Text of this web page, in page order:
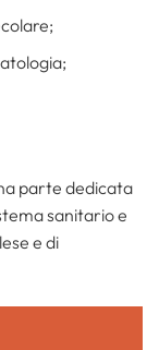
parte dedicata
sanitario e
e di